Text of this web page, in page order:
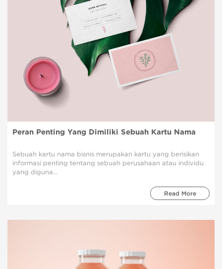
Peran Penting Yang Dimiliki Sebuah Kartu Nama
Sebuah kartu nama bisnis merupakan kartu yang berisikan
informasi penting tentang sebuah perusahaan atau individu
yang diguna...
Read More